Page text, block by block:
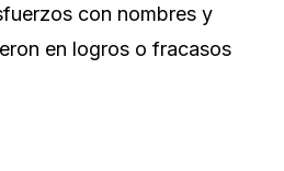
con nombres y
en logros o fracasos